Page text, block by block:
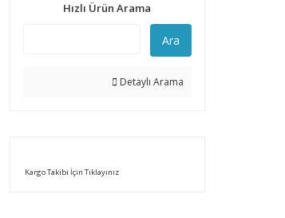
Hızlı Ürün Arama
Ara
Detaylı Arama
Kargo Takibi İçin Tıklayınız